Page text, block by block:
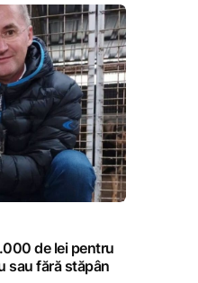
de lei pentru
sau fără stăpân